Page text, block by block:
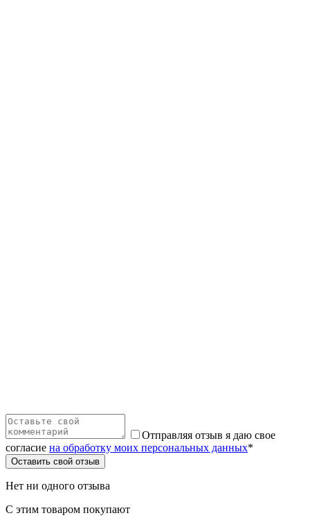
Отправляя отзыв я даю свое
согласие на обработку моих персональных данных*
Оставить свой отзыв
Нет ни одного отзыва
С этим товаром покупают